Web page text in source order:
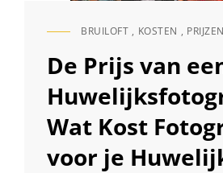
CAT
BRUILOFT , KOSTEN , PRIJZEN
De Prijs van
Wat Kost
voor je